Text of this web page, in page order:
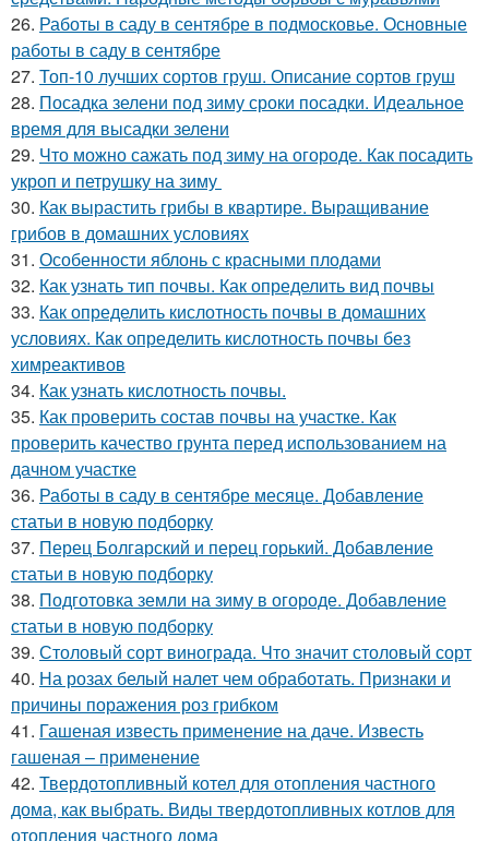
26. Работы в саду в сентябре в подмосковье. Основные
работы в саду в сентябре
27. Топ-10 лучших сортов груш. Описание сортов груш
28. Посадка зелени под зиму сроки посадки. Идеальное
время для высадки зелени
29. Что можно сажать под зиму на огороде. Как посадить
укроп и петрушку на зиму
30. Как вырастить грибы в квартире. Выращивание
грибов в домашних условиях
31. Особенности яблонь с красными плодами
32. Как узнать тип почвы. Как определить вид почвы
33. Как определить кислотность почвы в домашних
условиях. Как определить кислотность почвы без
химреактивов
34. Как узнать кислотность почвы.
35. Как проверить состав почвы на участке. Как
проверить качество грунта перед использованием на
дачном участке
36. Работы в саду в сентябре месяце. Добавление
статьи в новую подборку
37. Перец Болгарский и перец горький. Добавление
статьи в новую подборку
38. Подготовка земли на зиму в огороде. Добавление
статьи в новую подборку
39. Столовый сорт винограда. Что значит столовый сорт
40. На розах белый налет чем обработать. Признаки и
причины поражения роз грибком
41. Гашеная известь применение на даче. Известь
гашеная – применение
42. Твердотопливный котел для отопления частного
дома, как выбрать. Виды твердотопливных котлов для
отопления частного дома